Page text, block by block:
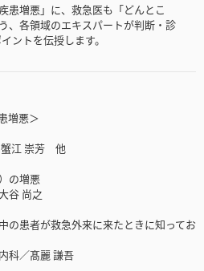
患増悪」に、救急医も「どんとこ
、各領域のエキスパートが判断・診
ントを伝授します。
増悪＞
蟹江 崇芳 他
の増悪
谷 尚之
患者が救急外来に来たときに知ってお
科／髙麗 謙吾